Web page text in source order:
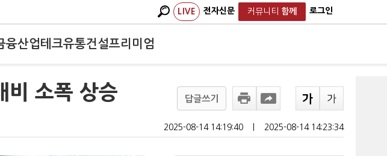
LIVE 전자신문 커뮤니티 함께 로그인
융산업테크유통건설프리미엄
소폭 상승 답글쓰기
2025-08-14 14:19:40 2025-08-14 14:23:34